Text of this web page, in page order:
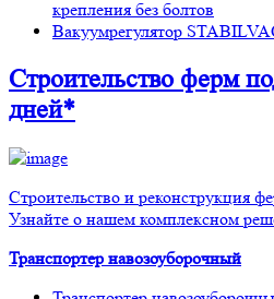
крепления без болтов
Вакуумрегулятор
Строительство ферм
дней*
Строительство и реконструкция
Узнайте о нашем комплексном
Транспортер навозоуборочный